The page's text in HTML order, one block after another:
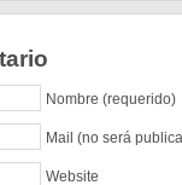
Nombre (requerido)
Mail (no será
Website